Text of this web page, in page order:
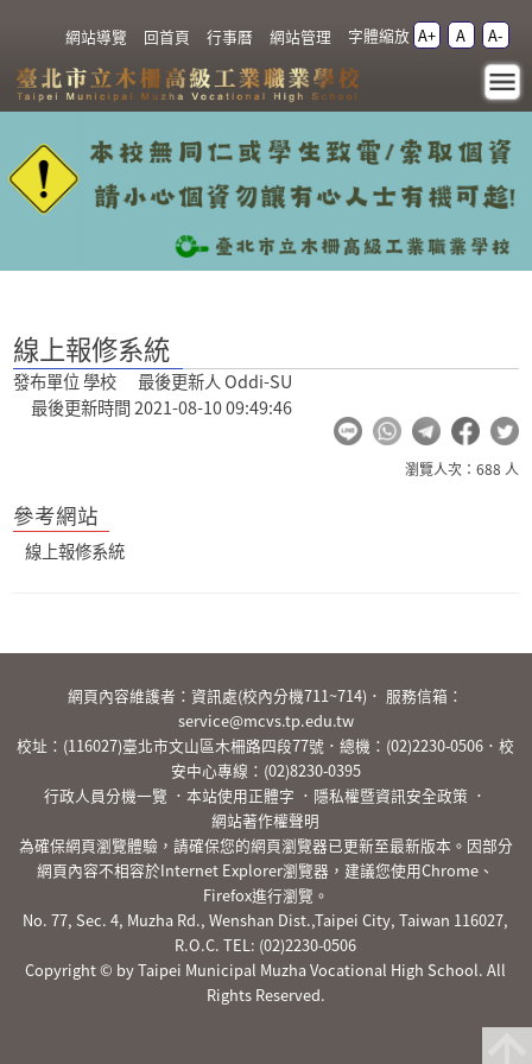
網站導覽 回首頁 行事曆 網站管理 字體縮放 A+ A A-
線上報修系統 - 臺北市立
木柵高級工業職業學校
:::
線上報修系統
發布單位 學校 最後更新人 Oddi-SU
最後更新時間 2021-08-10 09:49:46
瀏覽人次：688 人
參考網站
線上報修系統
網頁內容維護者：資訊處(校內分機711~714)． 服務信箱：
service@mcvs.tp.edu.tw
校址：(116027)臺北市文山區木柵路四段77號．總機： (02)2230-0506 ．校
安中心專線： (02)8230-0395
行政人員分機一覽 ．本站使用正體字 ． 隱私權暨資訊安全政策 ．
網站著作權聲明
為確保網頁瀏覽體驗，請確保您的網頁瀏覽器已更新至最新版本。因部分
網頁內容不相容於Internet Explorer瀏覽器，建議您使用Chrome、
Firefox進行瀏覽。
No. 77, Sec. 4, Muzha Rd., Wenshan Dist.,Taipei City, Taiwan 116027,
R.O.C. TEL: (02)2230-0506
Copyright © by Taipei Municipal Muzha Vocational High School. All
Rights Reserved.